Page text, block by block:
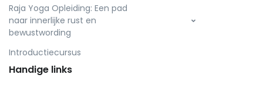
Raja Yoga Opleiding: Een pad
naar innerlijke rust en
bewustwording
Introductiecursus
Handige links